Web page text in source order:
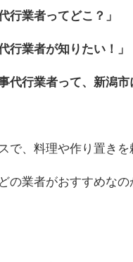
行業者ってどこ？」
行業者が知りたい！」
代行業者って、新潟市
で、料理や作り置きを
の業者がおすすめな